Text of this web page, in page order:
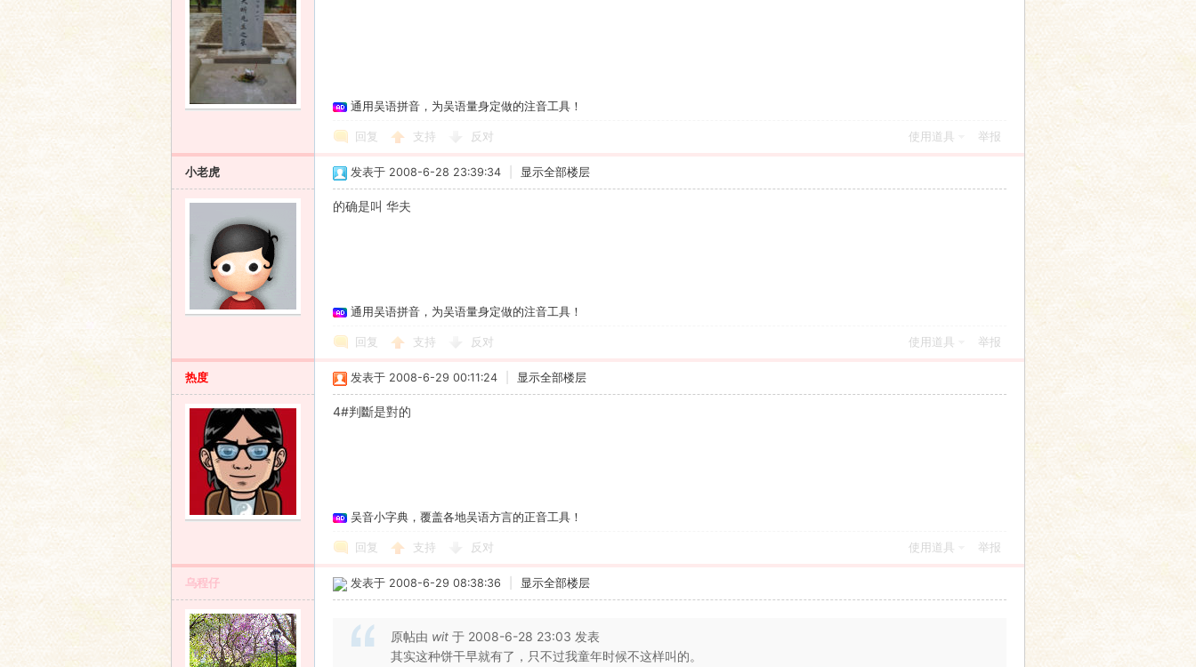
通用吴语拼音，为吴语量身定做的注音工具！
回复 支持 反对 使用道具 举报
小老虎 发表于 2008-6-28 23:39:34 显示全部楼层
的确是叫 华夫
通用吴语拼音，为吴语量身定做的注音工具！
回复 支持 反对 使用道具 举报
热度 发表于 2008-6-29 00:11:24 显示全部楼层
4#判斷是對的
吴音小字典，覆盖各地吴语方言的正音工具！
回复 支持 反对 使用道具 举报
乌程仔 发表于 2008-6-29 08:38:36 显示全部楼层
原帖由 wit 于 2008-6-28 23:03 发表
其实这种饼干早就有了，只不过我童年时候不这样叫的。